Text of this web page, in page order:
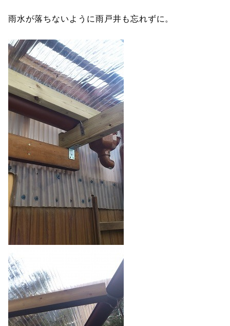
雨水が落ちないように雨戸井も忘れずに。